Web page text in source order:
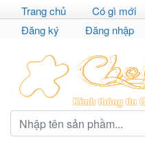
Trang chủ Có gì mới
Đăng ký
Đăng nhập